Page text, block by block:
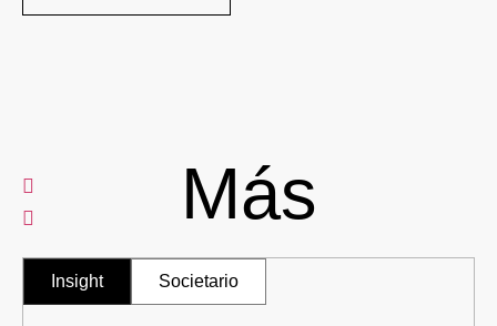
Más
Insight Societario